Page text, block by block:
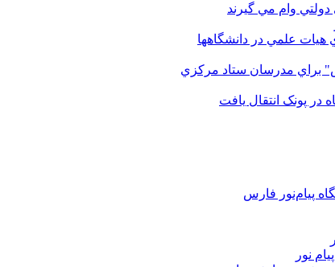
وام مي گيرند
علمي در دانشگاهها
براي مدرسان ستاد مرکزي
پونک انتقال يافت
پیام‌نور فارس
نور